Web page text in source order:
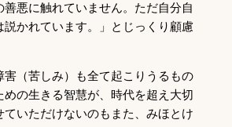
悪に触れていません。ただ自分自
かれています。」とじっくり顧慮
（苦しみ）も全て起こりうるもの
の生きる智慧が、時代を超え大切
いただけないのもまた、みほとけ